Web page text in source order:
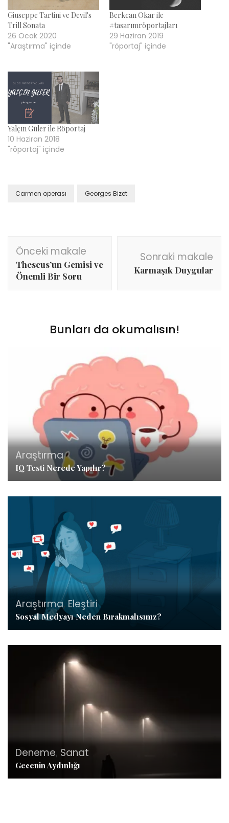
Giuseppe Tartini ve Devil's
Trill Sonata
26 Ocak 2020
"Araştırma" içinde
Berkcan Okar ile
#tasarımröportajları
29 Haziran 2019
"röportaj" içinde
Yalçın Güler ile Röportaj
10 Haziran 2018
"röportaj" içinde
Carmen operası Georges Bizet
Yazı
dolaşımı
Önceki makale
Theseus’un Gemisi ve
Önemli Bir Soru
Sonraki makale
Karmaşık Duygular
Bunları da okumalısın!
Araştırma
IQ Testi Nerede Yapılır?
Araştırma, Eleştiri
Sosyal Medyayı Neden Bırakmalısınız?
Deneme, Sanat
Gecenin Aydınlığı